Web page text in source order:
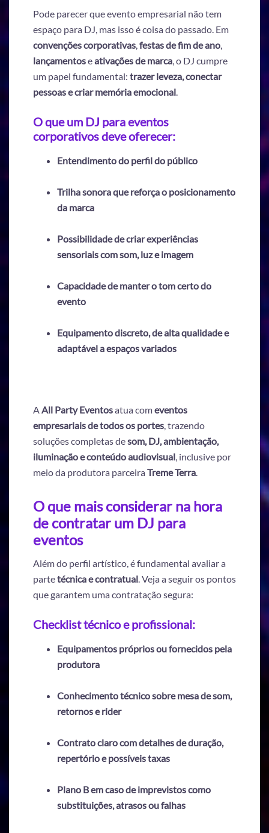
Pode parecer que evento empresarial não tem
espaço para DJ, mas isso é coisa do passado. Em
convenções corporativas,festas de fim de ano,
lançamentoseativações de marca, o DJ cumpre
um papel fundamental: trazer leveza, conectar
pessoas e criar memória emocional.
O que um DJ para eventos
corporativos deve oferecer:
Entendimento do perfil do público
Trilha sonora que reforça o posicionamento
da marca
Possibilidade de criar experiências
sensoriais com som, luz e imagem
Capacidade de manter o tom certo do
evento
Equipamento discreto, de alta qualidade e
adaptável a espaços variados
AAll Party Eventosatua comeventos
empresariais de todos os portes, trazendo
soluções completas desom, DJ, ambientação,
iluminação e conteúdo audiovisual, inclusive por
meio da produtora parceiraTreme Terra.
O que mais considerar na hora
de contratar um DJ para
eventos
Além do perfil artístico, é fundamental avaliar a
partetécnica e contratual. Veja a seguir os pontos
que garantem uma contratação segura:
Checklist técnico e profissional:
Equipamentos próprios ou fornecidos pela
produtora
Conhecimento técnico sobre mesa de som,
retornos e rider
Contrato claro com detalhes de duração,
repertório e possíveis taxas
Plano B em caso de imprevistos como
substituições, atrasos ou falhas